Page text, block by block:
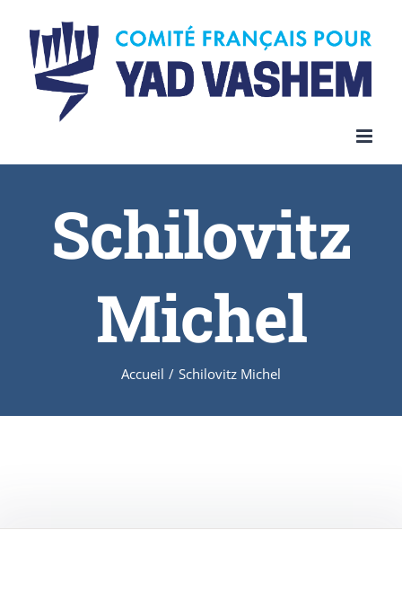
content
Schilovitz
Michel
Accueil / Schilovitz Michel